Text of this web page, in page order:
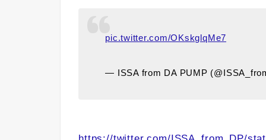
pic.twitter.com/OKskglqMe7
— ISSA from DA PUMP